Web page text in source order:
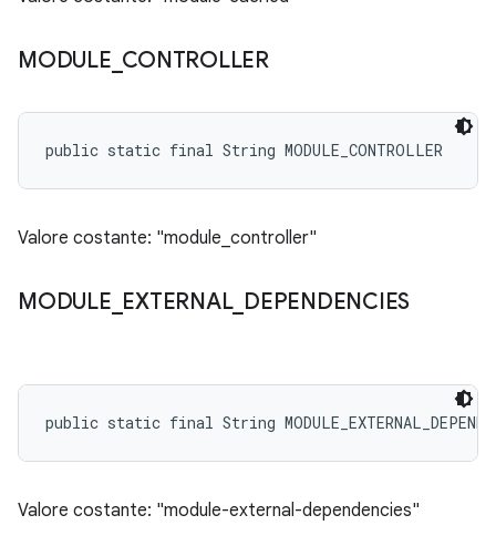
MODULE CONTROLLER
public static final String MODULE_CONTROLLER
Valore costante: "module_controller"
MODULE EXTERNAL_ DEPENDENCIES
public static final String
Valore costante: "module-external-dependencies"